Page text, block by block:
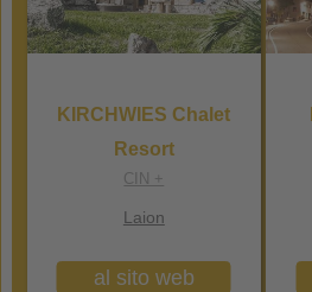
KIRCHWIES Chalet
Resort
CIN +
Laion
al sito web